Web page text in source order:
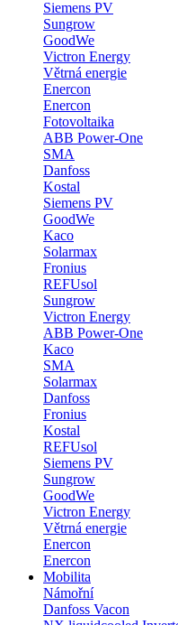
Siemens PV
Sungrow
GoodWe
Victron Energy
Větrná energie
Enercon
Enercon
Fotovoltaika
ABB Power-One
SMA
Danfoss
Kostal
Siemens PV
GoodWe
Kaco
Solarmax
Fronius
REFUsol
Sungrow
Victron Energy
ABB Power-One
Kaco
SMA
Solarmax
Danfoss
Fronius
Kostal
REFUsol
Siemens PV
Sungrow
GoodWe
Victron Energy
Větrná energie
Enercon
Enercon
Mobilita
Námořní
Danfoss Vacon